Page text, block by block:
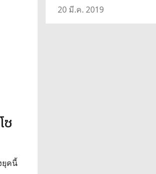
20 มี.ค. 2019
ซ
ยุคนี้